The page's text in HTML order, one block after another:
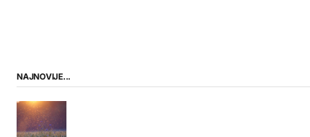
NAJNOVIJE...